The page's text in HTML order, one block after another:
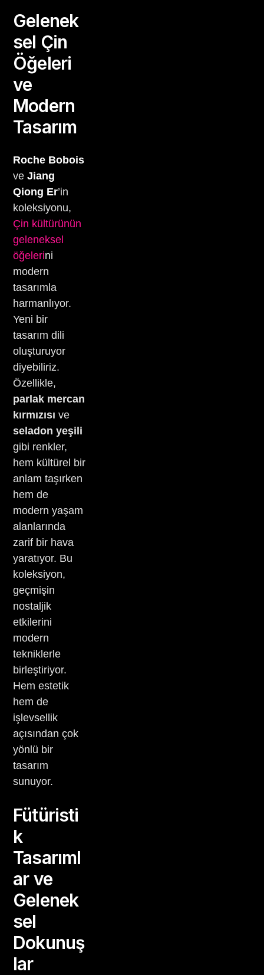
Gelenek
sel Çin
Öğeleri
ve
Modern
Tasarım
Roche Bobois
veJiang
Qiong Er’in
koleksiyonu,
Çin kültürünün
geleneksel
öğelerini
modern
tasarımla
harmanlıyor.
Yeni bir
tasarım dili
oluşturuyor
diyebiliriz.
Özellikle,
parlak mercan
kırmızısı ve
seladon yeşili
gibi renkler,
hem kültürel bir
anlam taşırken
hem de
modern yaşam
alanlarında
zarif bir hava
yaratıyor. Bu
koleksiyon,
geçmişin
nostaljik
etkilerini
modern
tekniklerle
birleştiriyor.
Hem estetik
hem de
işlevsellik
açısından çok
yönlü bir
tasarım
sunuyor.
Fütüristi
k
Tasarıml
ar ve
Gelenek
sel
Dokunuş
lar